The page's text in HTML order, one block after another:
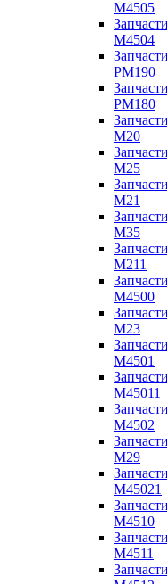
M4505
M4504
PM190
PM180
M20
M25
M21
M35
M211
M4500
M23
M4501
M45011
M4502
M29
M45021
M4510
M4511